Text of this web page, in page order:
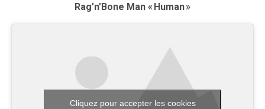
Rag’n’Bone Man « Human »
Cliquez pour accepter les cookies